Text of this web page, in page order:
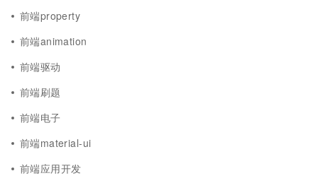
前端property
前端animation
前端驱动
前端刷题
前端电子
前端material-ui
前端应用开发